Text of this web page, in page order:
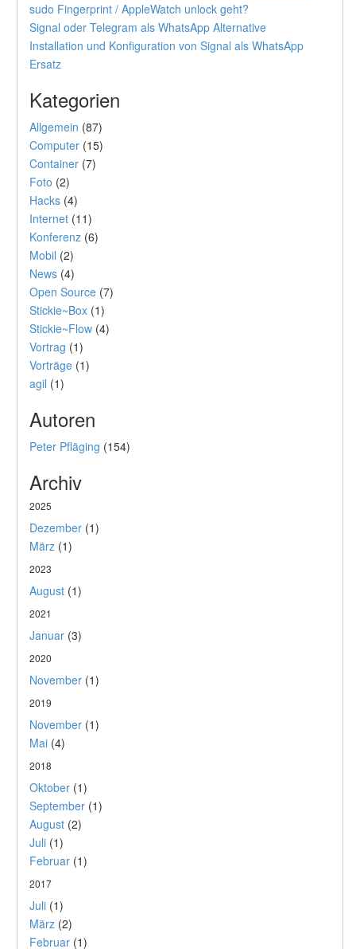
sudo Fingerprint / AppleWatch unlock geht?
Signal oder Telegram als WhatsApp Alternative
Installation und Konfiguration von Signal als WhatsApp
Ersatz
Kategorien
Allgemein (87)
Computer (15)
Container (7)
Foto (2)
Hacks (4)
Internet (11)
Konferenz (6)
Mobil (2)
News (4)
Open Source (7)
Stickie~Box (1)
Stickie~Flow (4)
Vortrag (1)
Vorträge (1)
agil (1)
Autoren
Peter Pfläging (154)
Archiv
2025
Dezember (1)
März (1)
2023
August (1)
2021
Januar (3)
2020
November (1)
2019
November (1)
Mai (4)
2018
Oktober (1)
September (1)
August (2)
Juli (1)
Februar (1)
2017
Juli (1)
März (2)
Februar (1)